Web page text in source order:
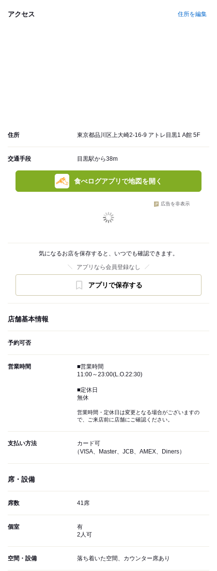
アクセス 住所を編集
住所 東京都品川区上大崎2-16-9 アトレ目黒1 A館 5F
交通手段 目黒駅から38m
食べログアプリで地図を開く
広告を非表示
気になるお店を保存すると、いつでも確認できます。
アプリなら会員登録なし
アプリで保存する
店舗基本情報
予約可否
営業時間
■営業時間
11:00～23:00(L.O.22:30)
■定休日
無休
営業時間・定休日は変更となる場合がございますの
で、ご来店前に店舗にご確認ください。
支払い方法
カード可
（VISA、Master、JCB、AMEX、Diners）
席・設備
席数 41席
個室
有
2人可
空間・設備 落ち着いた空間、カウンター席あり